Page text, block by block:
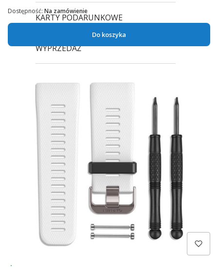
KARTY PODARUNKOWE
WYPRZEDAŻ
APLIKACJE
GADŻETY
SKLEPY TRIGAR
Do koszyka
Dostępność: Na zamówienie